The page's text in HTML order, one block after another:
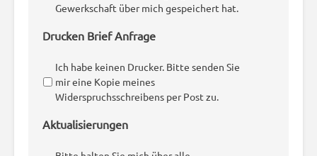
Gewerkschaft über mich gespeichert hat.
Drucken Brief Anfrage
Ich habe keinen Drucker. Bitte senden Sie
mir eine Kopie meines
Widerspruchsschreibens per Post zu.
Aktualisierungen